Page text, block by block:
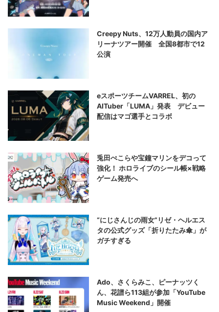
Creepy Nuts、12万人動員の国内ア
リーナツアー開催 全国8都市で12
公演
eスポーツチームVARREL、初の
AITuber「LUMA」発表 デビュー
配信はマゴ選手とコラボ
兎田ぺこらや宝鐘マリンをデコって
強化！ ホロライブのシール帳×戦略
ゲーム発売へ
“にじさんじの雨女”リゼ・ヘルエス
タの公式グッズ「折りたたみ傘」が
ガチすぎる
Ado、さくらみこ、ピーナッツく
ん、花譜ら113組が参加「YouTube
Music Weekend」開催